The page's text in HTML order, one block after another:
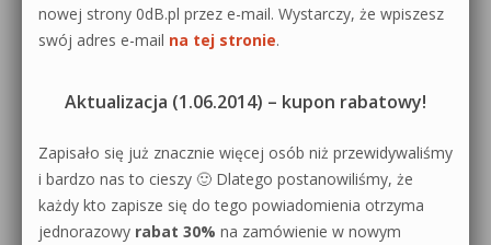
nowej strony 0dB.pl przez e-mail. Wystarczy, że wpiszesz
swój adres e-mail na tej stronie.
Aktualizacja (1.06.2014) – kupon rabatowy!
Zapisało się już znacznie więcej osób niż przewidywaliśmy
i bardzo nas to cieszy 🙂 Dlatego postanowiliśmy, że
każdy kto zapisze się do tego powiadomienia otrzyma
jednorazowy rabat 30% na zamówienie w nowym